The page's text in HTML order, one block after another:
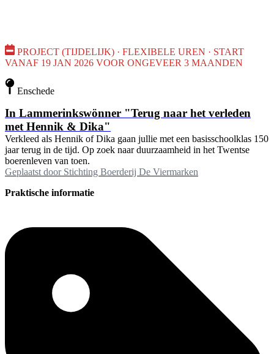
PROJECT (TIJDELIJK) · FLEXIBELE UREN · START
VANAF 19 JAN 2026 VOOR ONGEVEER 3 MAANDEN
Enschede
In Lammerinkswönner "Terug naar het verleden
met Hennik & Dika"
Verkleed als Hennik of Dika gaan jullie met een basisschoolklas 150
jaar terug in de tijd. Op zoek naar duurzaamheid in het Twentse
boerenleven van toen.
Geplaatst door Stichting Boerderij De Viermarken
Praktische informatie